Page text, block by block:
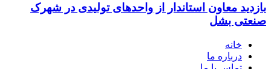
بازدید معاون استاندار از واحدهای تولیدی در شهرک
صنعتی بشل
خانه
درباره ما